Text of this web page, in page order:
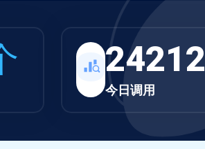
24212
今日调用